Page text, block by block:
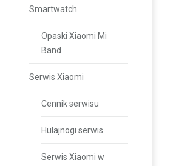
Smartwatch
Opaski Xiaomi Mi
Band
Serwis Xiaomi
Cennik serwisu
Hulajnogi serwis
Serwis Xiaomi w